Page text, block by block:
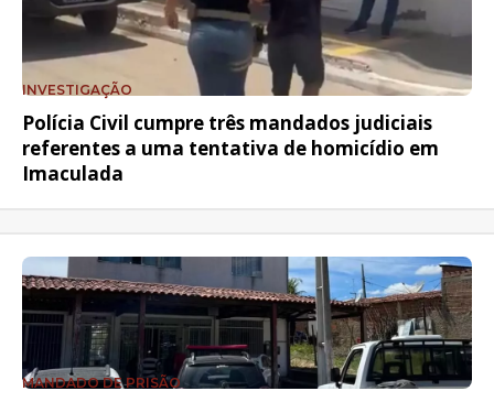
INVESTIGAÇÃO
Polícia Civil cumpre três mandados judiciais
referentes a uma tentativa de homicídio em
Imaculada
MANDADO DE PRISÃO